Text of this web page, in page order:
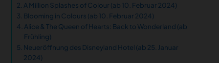
A Million Splashes of Colour (ab 10. Februar 2024)
Blooming in Colours (ab 10. Februar 2024)
Alice & The Queen of Hearts: Back to Wonderland (ab
Frühling)
Neueröffnung des Disneyland Hotel (ab 25. Januar
2024)